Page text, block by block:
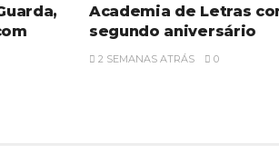
Academia de Letras
segundo aniversário
2 SEMANAS ATRÁS 0